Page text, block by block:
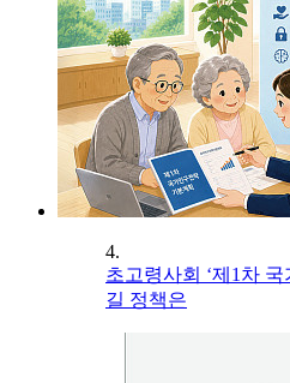
4.
초고령사회 ‘제1차
길 정책은